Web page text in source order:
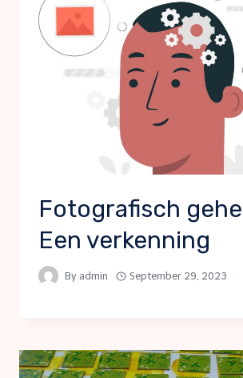
Fotografisch
Een verkenning
By admin September 29, 2023